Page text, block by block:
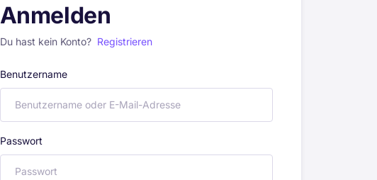
Anmelden
Du hast kein Konto? Registrieren
Benutzername
Passwort